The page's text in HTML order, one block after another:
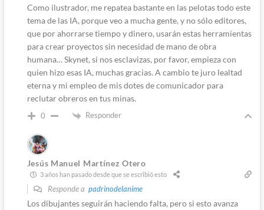
Como ilustrador, me repatea bastante en las pelotas todo este
tema de las IA, porque veo a mucha gente, y no sólo editores,
que por ahorrarse tiempo y dinero, usarán estas herramientas
para crear proyectos sin necesidad de mano de obra
humana… Skynet, si nos esclavizas, por favor, empieza con
quien hizo esas IA, muchas gracias. A cambio te juro lealtad
eterna y mi empleo de mis dotes de comunicador para
reclutar obreros en tus minas.
0 Responder
Jesús Manuel Martínez Otero
3 años han pasado desde que se escribió esto
Responde a padrinodelanime
Los dibujantes seguirán haciendo falta, pero si esto avanza